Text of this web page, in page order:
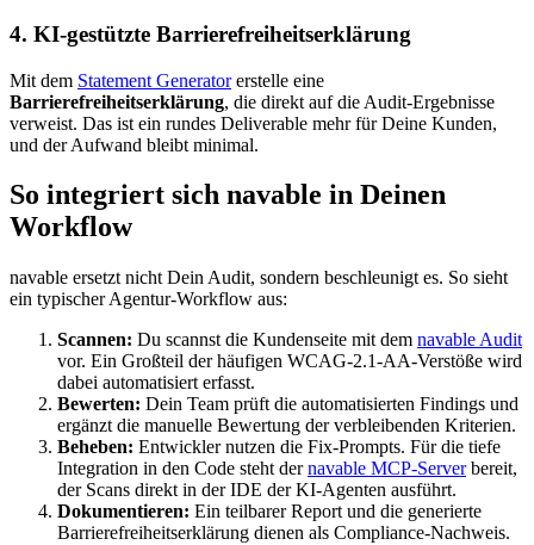
4. KI-gestützte Barrierefreiheitserklärung
Mit dem Statement Generatorerstelle eine
Barrierefreiheitserklärung, die direkt auf die Audit-Ergebnisse
verweist. Das ist ein rundes Deliverable mehr für Deine Kunden,
und der Aufwand bleibt minimal.
So integriert sich navable in Deinen
Workflow
navable ersetzt nicht Dein Audit, sondern beschleunigt es. So sieht
ein typischer Agentur-Workflow aus:
Scannen: Du scannst die Kundenseite mit dem navable Audit
vor. Ein Großteil der häufigen WCAG-2.1-AA-Verstöße wird
dabei automatisiert erfasst.
Bewerten: Dein Team prüft die automatisierten Findings und
ergänzt die manuelle Bewertung der verbleibenden Kriterien.
Beheben: Entwickler nutzen die Fix-Prompts. Für die tiefe
Integration in den Code steht dernavable MCP-Serverbereit,
der Scans direkt in der IDE der KI-Agenten ausführt.
Dokumentieren: Ein teilbarer Report und die generierte
Barrierefreiheitserklärung dienen als Compliance-Nachweis.